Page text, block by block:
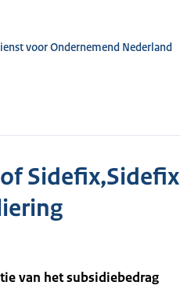
voor Ondernemend Nederland
Sidefix,Sidefix
van het subsidiebedrag